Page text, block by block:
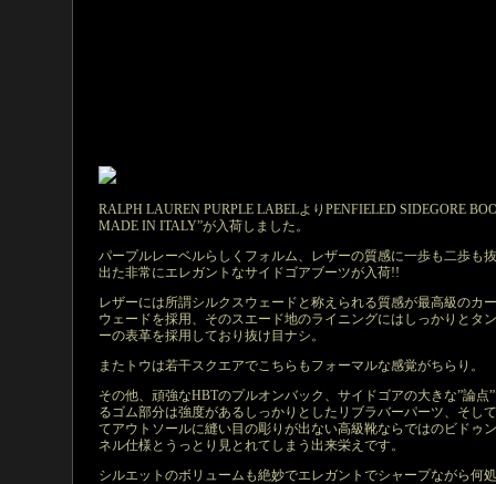
RALPH LAUREN PURPLE LABELよりPENFIELED SIDEGORE
MADE IN ITALY”が入荷しました。
パープルレーベルらしくフォルム、レザーの質感に一歩も二歩も
出た非常にエレガントなサイドゴアブーツが入荷!!
レザーには所謂シルクスウェードと称えられる質感が最高級のカ
ウェードを採用、そのスエード地のライニングにはしっかりとタ
ーの表革を採用しており抜け目ナシ。
またトウは若干スクエアでこちらもフォーマルな感覚がちらり。
その他、頑強なHBTのプルオンバック、サイドゴアの大きな”論点
るゴム部分は強度があるしっかりとしたリブラバーパーツ、そし
てアウトソールに縫い目の彫りが出ない高級靴ならではのビドゥ
ネル仕様とうっとり見とれてしまう出来栄えです。
シルエットのボリュームも絶妙でエレガントでシャープながら何